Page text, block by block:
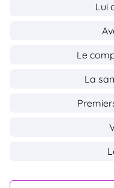
Lui
Le
La